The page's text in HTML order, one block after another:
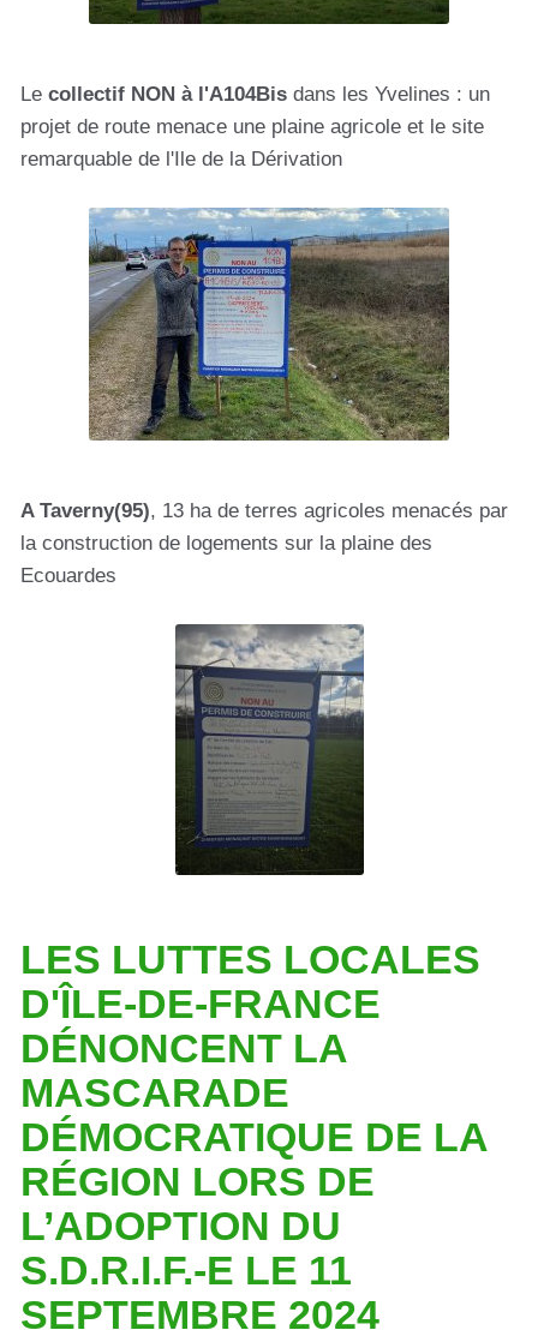
Le collectif NON à l'A104Bis dans les Yvelines : un
projet de route menace une plaine agricole et le site
remarquable de l'Ile de la Dérivation
A Taverny(95), 13 ha de terres agricoles menacés par
la construction de logements sur la plaine des
Ecouardes
LES LUTTES LOCALES
D'ÎLE-DE-FRANCE
DÉNONCENT LA
MASCARADE
DÉMOCRATIQUE DE LA
RÉGION LORS DE
L’ADOPTION DU
S.D.R.I.F.-E LE 11
SEPTEMBRE 2024